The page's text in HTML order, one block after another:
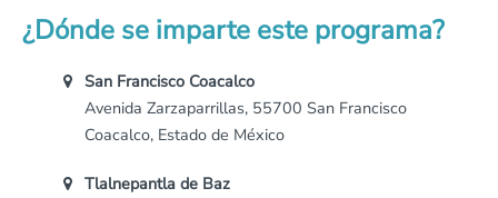
¿Dónde se imparte este programa?
San Francisco Coacalco
Avenida Zarzaparrillas, 55700 San Francisco
Coacalco, Estado de México
Tlalnepantla de Baz